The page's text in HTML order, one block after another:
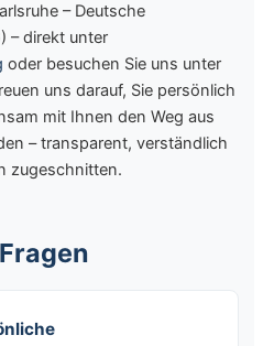
– Deutsche
– direkt unter
oder besuchen Sie uns unter
uns darauf, Sie persönlich
mit Ihnen den Weg aus
– transparent, verständlich
zugeschnitten.